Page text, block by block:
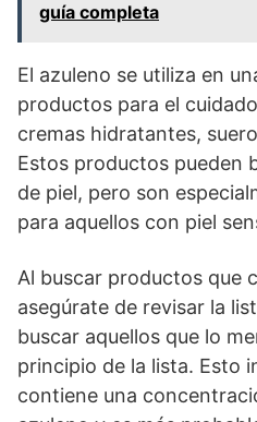
guía completa
El azuleno se utiliza en
productos para el
cremas hidratantes,
Estos productos pueden
de piel, pero son
para aquellos con piel
Al buscar productos que
asegúrate de revisar la
buscar aquellos que lo
principio de la lista. Esto
contiene una